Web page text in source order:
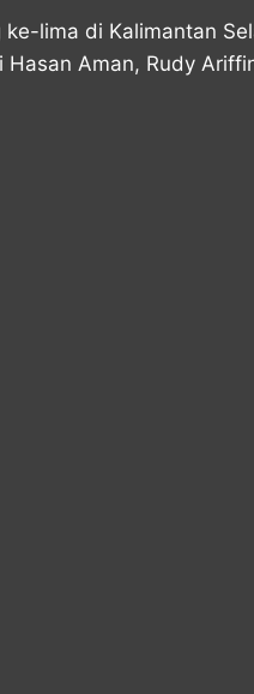
lima di Kalimantan
Aman, Rudy